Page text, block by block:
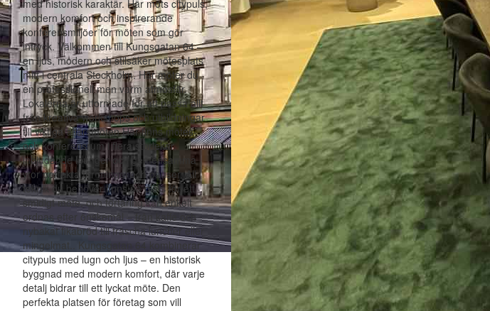
med historisk karaktär. Här möts citypuls,
modern komfort och inspirerande
konferensmiljöer för möten som gör
intryck. Välkommen till Kungsgatan 64 –
en ljus, modern och stilsäker mötesplats
mitt i centrala Stockholm. Här möter du
en professionell men varm atmosfär.
Lokalerna är utformade för att passa allt
från kreativa workshops och utbildningar
till viktiga affärsmöten.Här finns mötes-
och konferensrum i flera storlekar,
inbjudande lounger och gemensamma
ytor perfekta för mingel och pauser. All
teknik du behöver finns på plats för ett
smidigt möte, och förtäring kan enkelt
ordnas efter önskemål – från kaffe och
nybakat fikabröd till fräscha luncher eller
mingelmat.. Kungsgatan 64 kombinerar
citypuls med lugn och ljus – en historisk
byggnad med modern komfort, där varje
detalj bidrar till ett lyckat möte. Den
perfekta platsen för företag som vill